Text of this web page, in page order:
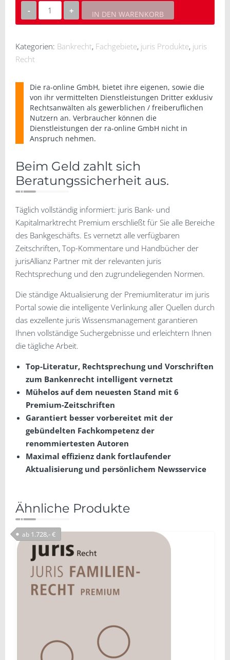
juris
und
Kapitalmarktrecht
IN DEN WARENKORB
Kategorien: Bankrecht, Fachgebiete, juris Produkte, juris
Recht
Die ra-online GmbH, bietet ihre eigenen, sowie die
von ihr vermittelten Dienstleistungen Dritter exklusiv
Rechtsanwälten als gewerblichen / freiberuflichen
Nutzern an. Verbraucher können die
Dienstleistungen der ra-online GmbH nicht in
Anspruch nehmen.
Beim Geld zahlt sich
Beratungssicherheit aus.
Täglich vollständig informiert: juris Bank- und
Kapitalmarktrecht Premium erschließt für Sie alle Bereiche
des Bankgeschäfts. Es vernetzt alle verfügbaren
Zeitschriften, Top-Kommentare und Handbücher der
jurisAllianz Partner mit der relevanten juris
Rechtsprechung und den zugrundeliegenden Normen.
Die ständige Aktualisierung der Premiumliteratur im juris
Portal sowie die intelligente Verlinkung aller Quellen durch
das exzellente juris Wissensmanagement garantieren
Ihnen vollständige Suchergebnisse und erleichtern Ihnen
die tägliche Arbeit.
Top-Literatur, Rechtsprechung und Vorschriften
zum Bankenrecht intelligent vernetzt
Mühelos auf dem neuesten Stand mit 6
Premium-Zeitschriften
Garantiert besser vorbereitet mit der
gebündelten Fachkompetenz der
renommiertesten Autoren
Maximal effizienz dank fortlaufender
Aktualisierung und persönlichem Newsservice
Ähnliche Produkte
ab 1.728,- €